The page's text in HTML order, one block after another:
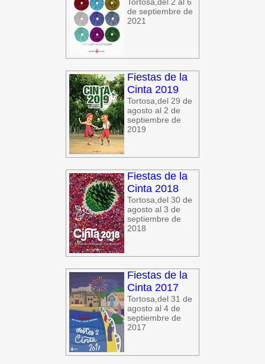
de septiembre de
2021
Fiestas de la
Cinta 2019
Tortosa,del 29 de
agosto al 2 de
septiembre de
2019
Fiestas de la
Cinta 2018
Tortosa,del 30 de
agosto al 3 de
septiembre de
2018
Fiestas de la
Cinta 2017
Tortosa,del 31 de
agosto al 4 de
septiembre de
2017